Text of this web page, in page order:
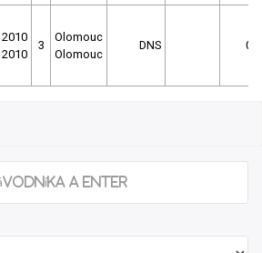
2010
2010
3
Olomouc
Olomouc
DNS 0